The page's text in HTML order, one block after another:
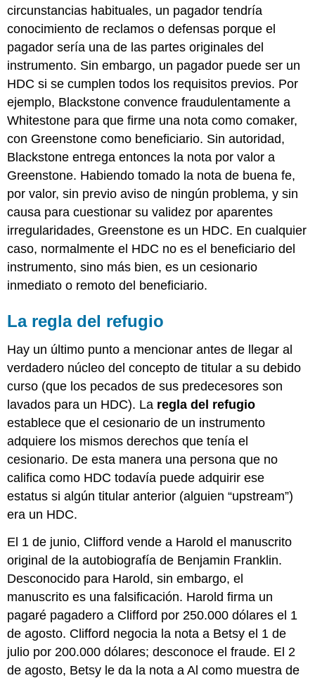
circunstancias habituales, un pagador tendría
conocimiento de reclamos o defensas porque el
pagador sería una de las partes originales del
instrumento. Sin embargo, un pagador puede ser un
HDC si se cumplen todos los requisitos previos. Por
ejemplo, Blackstone convence fraudulentamente a
Whitestone para que firme una nota como comaker,
con Greenstone como beneficiario. Sin autoridad,
Blackstone entrega entonces la nota por valor a
Greenstone. Habiendo tomado la nota de buena fe,
por valor, sin previo aviso de ningún problema, y sin
causa para cuestionar su validez por aparentes
irregularidades, Greenstone es un HDC. En cualquier
caso, normalmente el HDC no es el beneficiario del
instrumento, sino más bien, es un cesionario
inmediato o remoto del beneficiario.
La regla del refugio
Hay un último punto a mencionar antes de llegar al
verdadero núcleo del concepto de titular a su debido
curso (que los pecados de sus predecesores son
lavados para un HDC). La regla del refugio
establece que el cesionario de un instrumento
adquiere los mismos derechos que tenía el
cesionario. De esta manera una persona que no
califica como HDC todavía puede adquirir ese
estatus si algún titular anterior (alguien “upstream”)
era un HDC.
El 1 de junio, Clifford vende a Harold el manuscrito
original de la autobiografía de Benjamin Franklin.
Desconocido para Harold, sin embargo, el
manuscrito es una falsificación. Harold firma un
pagaré pagadero a Clifford por 250.000 dólares el 1
de agosto. Clifford negocia la nota a Betsy el 1 de
julio por 200.000 dólares; desconoce el fraude. El 2
de agosto, Betsy le da la nota a Al como muestra de